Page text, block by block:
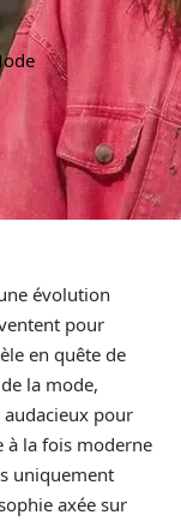
évolution
pour
en quête de
la mode,
pour
à la fois moderne
uniquement
axée sur